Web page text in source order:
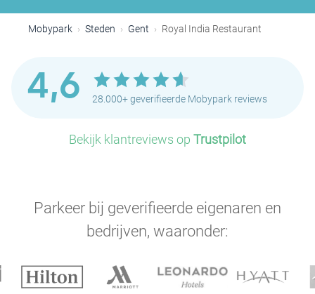
Mobypark Steden Gent Royal India Restaurant
4,6 28.000+ geverifieerde Mobypark reviews
Bekijk klantreviews op Trustpilot
Parkeer bij geverifieerde eigenaren en
bedrijven, waaronder: